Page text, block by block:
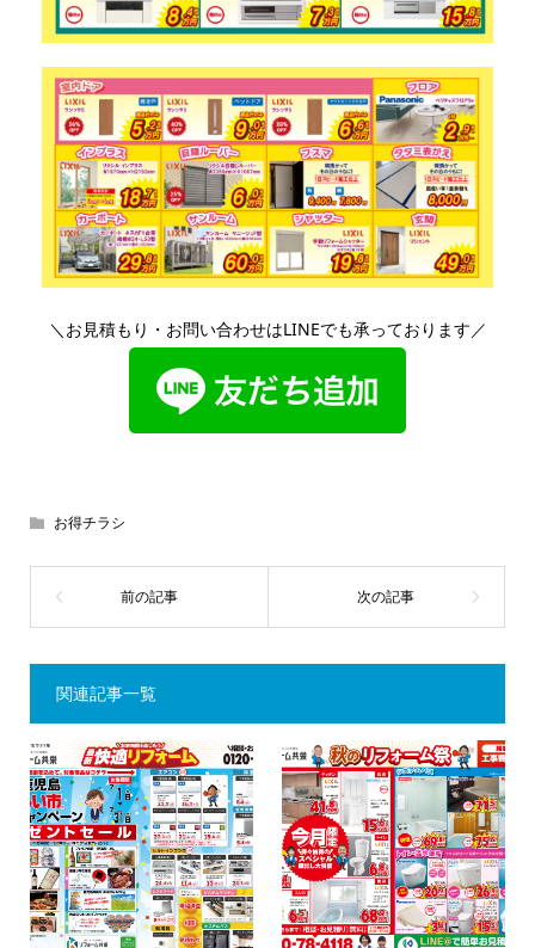
＼お見積もり・お問い合わせはLINEでも承っております／
お得チラシ
関連記事一覧